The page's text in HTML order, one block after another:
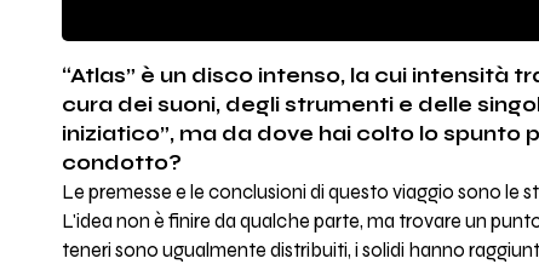
“Atlas” è un disco intenso, la cui intensità
cura dei suoni, degli strumenti e delle
iniziatico”, ma da dove hai colto lo spunto
condotto?
Le premesse e le conclusioni di questo viaggio sono le
L'idea non è finire da qualche parte, ma trovare un
teneri sono ugualmente distribuiti, i solidi hanno